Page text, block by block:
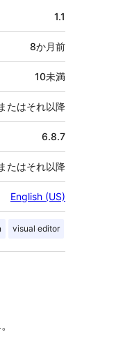
1.1
8か月前
10未満
たはそれ以降
6.8.7
たはそれ以降
English (US)
visual editor